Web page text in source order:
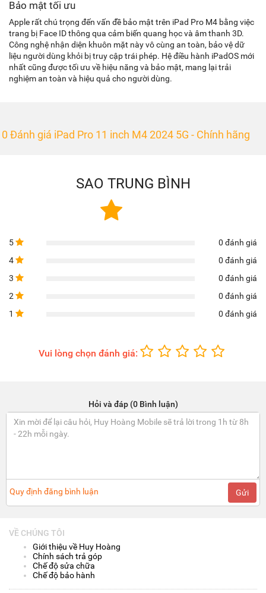
Bảo mật tối ưu
Apple rất chú trọng đến vấn đề bảo mật trên iPad Pro M4 bằng việc
trang bị Face ID thông qua cảm biến quang học và âm thanh 3D.
Công nghệ nhận diện khuôn mặt này vô cùng an toàn, bảo vệ dữ
liệu người dùng khỏi bị truy cập trái phép. Hệ điều hành iPadOS mới
nhất cũng được tối ưu về hiệu năng và bảo mật, mang lại trải
nghiệm an toàn và hiệu quả cho người dùng.
0 Đánh giá iPad Pro 11 inch M4 2024 5G - Chính hãng
SAO TRUNG BÌNH
5
0 đánh giá
4
0 đánh giá
3
0 đánh giá
2
0 đánh giá
1
0 đánh giá
Vui lòng chọn đánh giá:
Hỏi và đáp (0 Bình luận)
Quy định đăng bình luận Gửi
VỀ CHÚNG TÔI
Giới thiệu về Huy Hoàng
Chính sách trả góp
Chế độ sửa chữa
Chế độ bảo hành